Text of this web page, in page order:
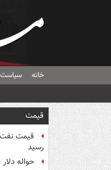
خانه سیاست
قیمت
رسید
حواله دلار ۱۵۴ هزار و ۴۵۱ تومان شد